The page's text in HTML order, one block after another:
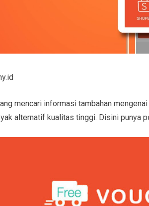
mencari informasi tambahan
alternatif kualitas tinggi. Disini punya